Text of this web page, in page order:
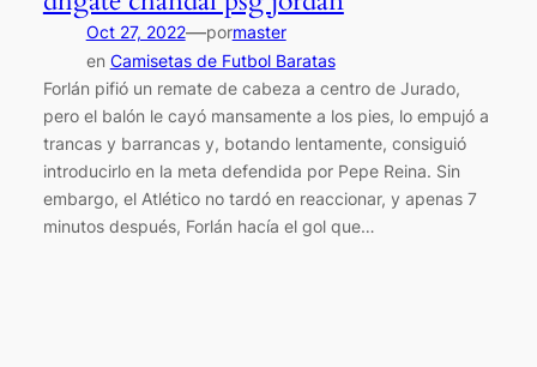
Oct 27, 2022—pormaster
en Camisetas de Futbol Baratas
Forlán pifió un remate de cabeza a centro de Jurado,
pero el balón le cayó mansamente a los pies, lo empujó a
trancas y barrancas y, botando lentamente, consiguió
introducirlo en la meta defendida por Pepe Reina. Sin
embargo, el Atlético no tardó en reaccionar, y apenas 7
minutos después, Forlán hacía el gol que…